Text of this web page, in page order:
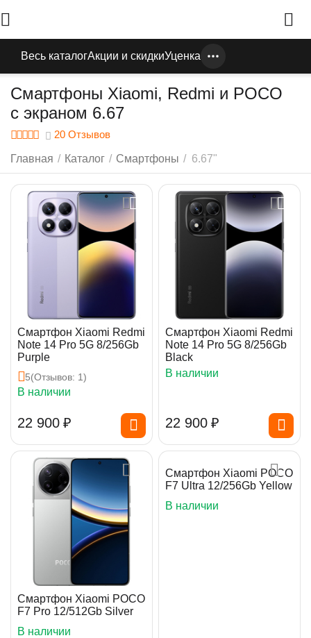
Весь каталогАкции и скидкиУценка
Смартфоны Xiaomi, Redmi и POCO
с экраном 6.67
20 Отзывов
Главная / Каталог / Смартфоны / 6.67"
Смартфон Xiaomi Redmi
Note 14 Pro 5G 8/256Gb
Purple
5(Отзывов: 1)
В наличии
22 900 ₽
Смартфон Xiaomi Redmi
Note 14 Pro 5G 8/256Gb
Black
В наличии
22 900 ₽
Смартфон Xiaomi POCO
F7 Pro 12/512Gb Silver
В наличии
Смартфон Xiaomi POCO
F7 Ultra 12/256Gb Yellow
В наличии